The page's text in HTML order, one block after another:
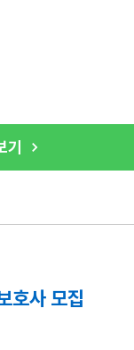
호사 모집